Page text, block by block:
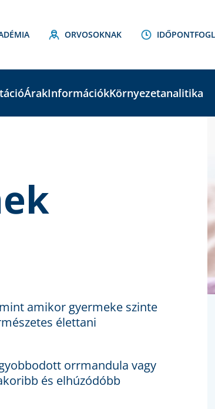
ORVOSOKNAK
ÁrakInformációkKörnyezetanalitika
amikor gyermeke szinte
élettani
orrmandula vagy
és elhúzódóbb